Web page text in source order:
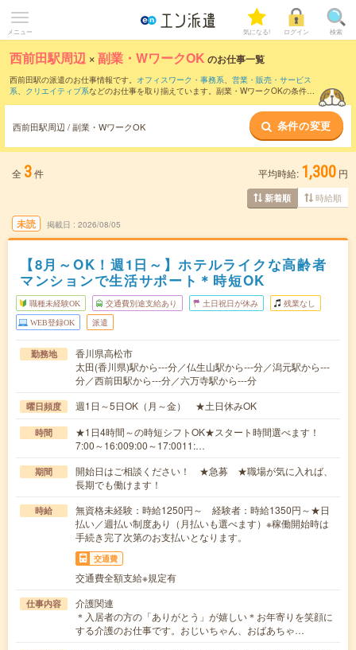
メニュー 気になる! ログイン 検索
西前田駅周辺 ×副業・WワークOK のお仕事一覧
西前田駅の派遣のお仕事情報です。 オフィスワーク・事務系、 営業・販売・サービス
系、 クリエイティブ系などのお仕事を取り揃えています。副業・WワークOKの条件の
西前田駅周辺 / 副業・WワークOK 条件の変更
全 3件 平均時給: 1,300 円
新着順 時給順
未読 掲載日 2026/08/05
【8月～OK！週1日～】ホテルライクな高齢者
マンションで生活サポート＊時短OK
職種未経験OK 交通費別途支給あり 土日祝日が休み 残業なし
WEB登録OK 派遣
勤務地
香川県高松市
太田(香川県)駅から---分／仏生山駅から---分／潟元駅から---
分／西前田駅から---分／六万寺駅から---分
曜日頻度 週1日～5日OK（月～金） ★土日休みOK
時間
★1日4時間～の時短シフトOK★スタート時間選べます！
7:00～16:009:00～17:0011:…
期間
開始日はご相談ください！ ★急募 ★職場が気に入れば、
長期でも働けます！
時給
無資格未経験：時給1250円～ 経験者：時給1350円～★日
払い／週払い制度あり（月払いも選べます）※稼働開始時は
手続き完了次第のお支払いとなります。
交通費
交通費全額支給※規定有
仕事内容
介護関連
＊入居者の方の「ありがとう」が嬉しい＊お年寄りを笑顔に
する介護のお仕事です。おじいちゃん、おばあちゃ…